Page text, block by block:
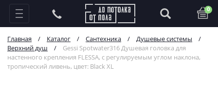
0
Главная / Каталог / Сантехника / Душевые системы
/
Верхний душ
/
Gessi Spotwater316 Душевая головка для
настенного крепления FLESSA, с регулируемым углом наклона,
тропический ливень, цвет: Black XL